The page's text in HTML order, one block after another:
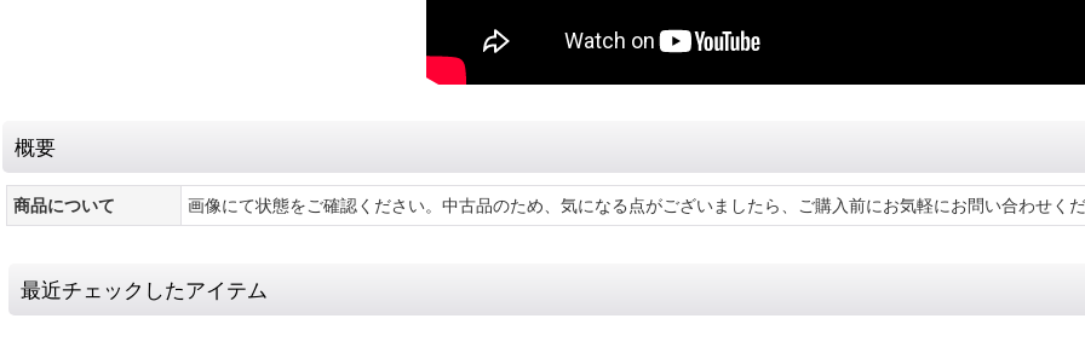
概要
商品について 画像にて状態をご確認ください。中古品のため、気になる点がございましたら、ご購入前にお気軽にお問い合わせく
最近チェックしたアイテム